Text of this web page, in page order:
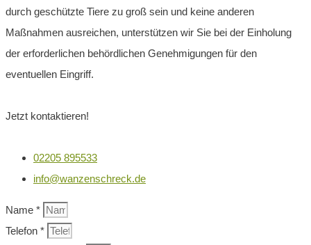
durch geschützte Tiere zu groß sein und keine anderen
Maßnahmen ausreichen, unterstützen wir Sie bei der Einholung
der erforderlichen behördlichen Genehmigungen für den
eventuellen Eingriff.
Jetzt kontaktieren!
02205 895533
info@wanzenschreck.de
Name *
Telefon *